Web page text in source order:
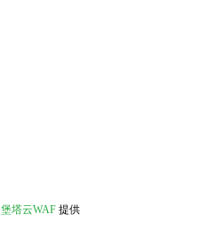
堡塔云WAF 提供